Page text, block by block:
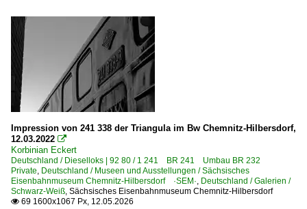
Bahntechnische Anlagen und Kunstbauten
Alte Gleisanlagen/Schienen/Schwellen usw
Empfangsgebäude
Tunnel
~ Sonstige Hochbauten
Dampfloks
BR 01 DB 001 ·DB-Umbau·
BR 01 DB 001 · DR 01.20 ·DRG-Einheitslok·
Impression von 241 338 der Triangula im Bw Chemnitz-Hilbersdorf,
12.03.2022 
Korbinian Eckert
Deutschland / Dieselloks | 92 80 / 1 241 BR 241 Umbau BR 232
Private, Deutschland / Museen und Ausstellungen / Sächsisches
Eisenbahnmuseum Chemnitz-Hilbersdorf ·SEM·, Deutschland / Galerien /
Schwarz-Weiß, Sächsisches Eisenbahnmuseum Chemnitz-Hilbersdorf
 69 1600x1067 Px, 12.05.2026